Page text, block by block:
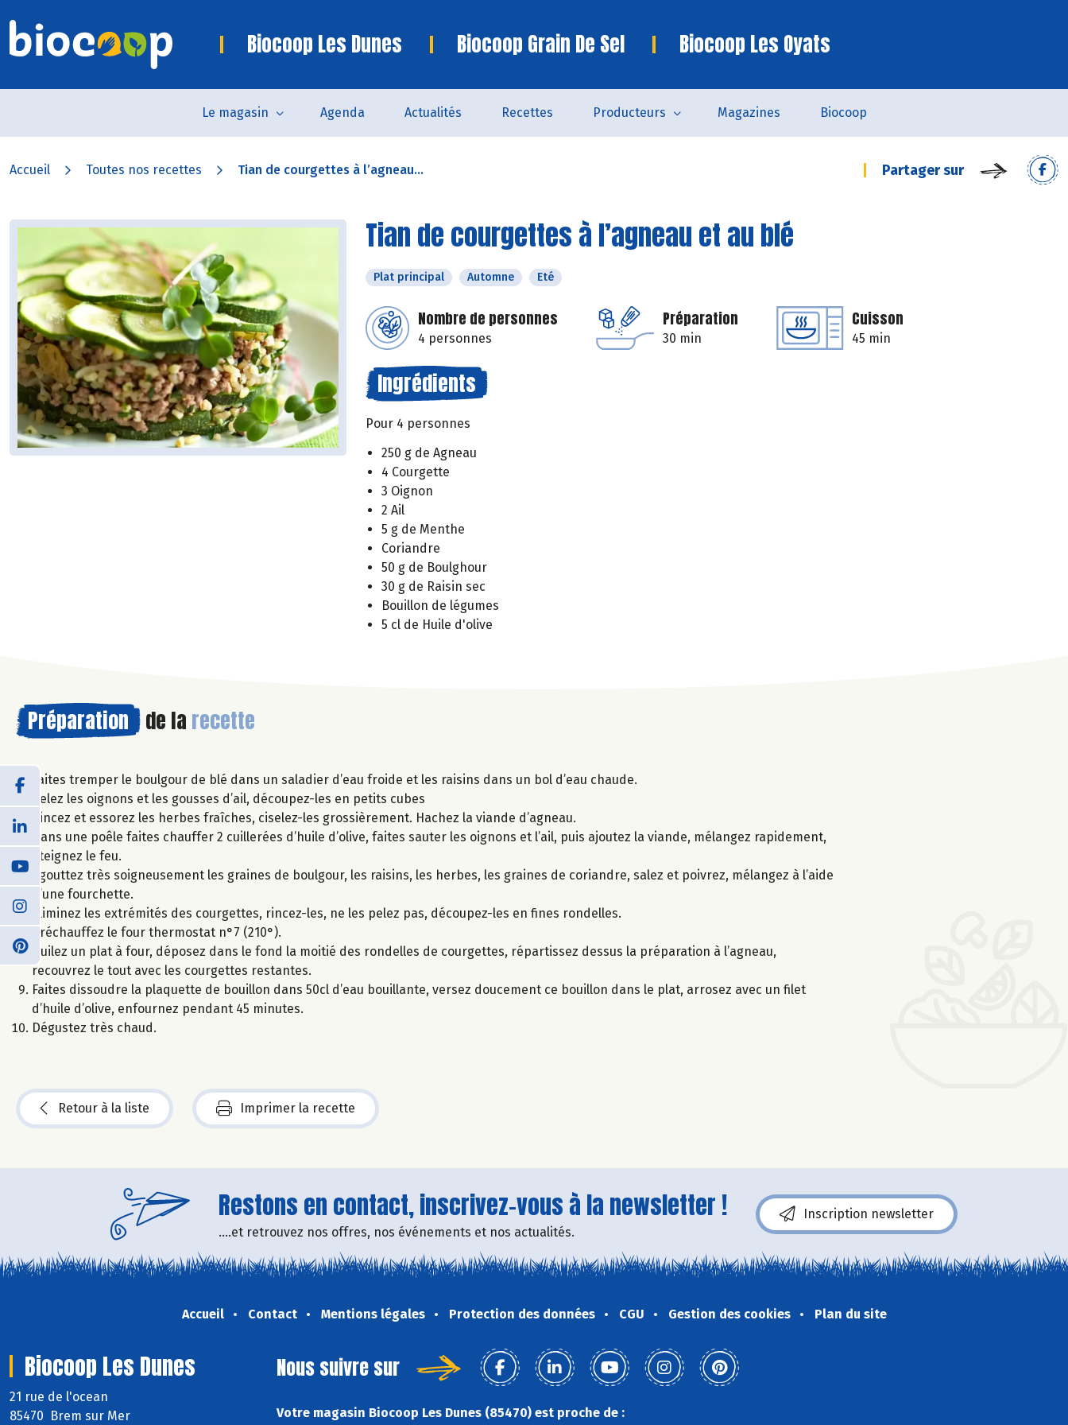
Biocoop Les Dunes Biocoop Grain De Sel Biocoop Les Oyats
Le magasin Agenda Actualités Recettes Producteurs Magazines Biocoop
Accueil Toutes nos recettes Tian de courgettes à l’agneau... Partager sur
Tian de courgettes à l’agneau et au blé
Plat principal Automne Eté
Nombre de personnes
4 personnes
Préparation
30 min
Cuisson
45 min
Ingrédients
Pour 4 personnes
250 g de Agneau
4 Courgette
3 Oignon
2 Ail
5 g de Menthe
Coriandre
50 g de Boulghour
30 g de Raisin sec
Bouillon de légumes
5 cl de Huile d'olive
Préparation de la recette
Faites tremper le boulgour de blé dans un saladier d’eau froide et les raisins dans un bol d’eau chaude.
Pelez les oignons et les gousses d’ail, découpez-les en petits cubes
Rincez et essorez les herbes fraîches, ciselez-les grossièrement. Hachez la viande d’agneau.
Dans une poêle faites chauffer 2 cuillerées d’huile d’olive, faites sauter les oignons et l’ail, puis ajoutez la viande, mélangez rapidement,
éteignez le feu.
Egouttez très soigneusement les graines de boulgour, les raisins, les herbes, les graines de coriandre, salez et poivrez, mélangez à l’aide
d’une fourchette.
Eliminez les extrémités des courgettes, rincez-les, ne les pelez pas, découpez-les en fines rondelles.
Préchauffez le four thermostat n°7 (210°).
Huilez un plat à four, déposez dans le fond la moitié des rondelles de courgettes, répartissez dessus la préparation à l’agneau,
recouvrez le tout avec les courgettes restantes.
Faites dissoudre la plaquette de bouillon dans 50cl d’eau bouillante, versez doucement ce bouillon dans le plat, arrosez avec un filet
d’huile d’olive, enfournez pendant 45 minutes.
Dégustez très chaud.
Retour à la liste Imprimer la recette
Restons en contact, inscrivez-vous à la newsletter !
....et retrouvez nos offres, nos événements et nos actualités.
Inscription newsletter
Accueil Contact Mentions légales Protection des données CGU Gestion des cookies Plan du site
Biocoop Les Dunes
21 rue de l'ocean
85470 Brem sur Mer
Nous suivre sur
Votre magasin Biocoop Les Dunes (85470) est proche de :